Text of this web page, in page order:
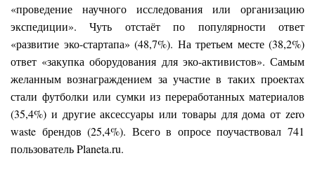
«проведение научного исследования или организацию
экспедиции». Чуть отстаёт по популярности ответ
«развитие эко-стартапа» (48,7%). На третьем месте (38,2%)
ответ «закупка оборудования для эко-активистов». Самым
желанным вознаграждением за участие в таких проектах
стали футболки или сумки из переработанных материалов
(35,4%) и другие аксессуары или товары для дома от zero
waste брендов (25,4%). Всего в опросе поучаствовал 741
пользователь Planeta.ru.